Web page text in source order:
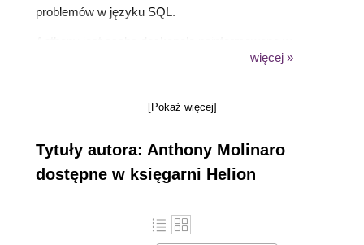
problemów w języku SQL.
kwestiach związanych z bazami danych, znawcą
dziewięcioletnim doświadczeniem. Biegle posługuje
funkcjami okienkowania.
więcej »
[Pokaż więcej]
Tytuły autora: Anthony Molinaro
dostępne w księgarni Helion